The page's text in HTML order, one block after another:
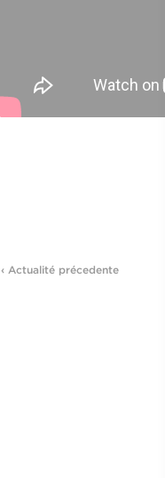
‹ Actualité précedente